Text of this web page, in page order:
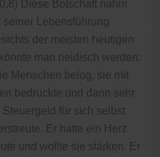
Diese Botschaft nahm
Lebensführung
der meisten heutigen
man neidisch werden:
Menschen belog, sie mit
bedrückte und dann sehr
Steuergeld für sich selbst
Er hatte ein Herz
und wollte sie stärken. Er